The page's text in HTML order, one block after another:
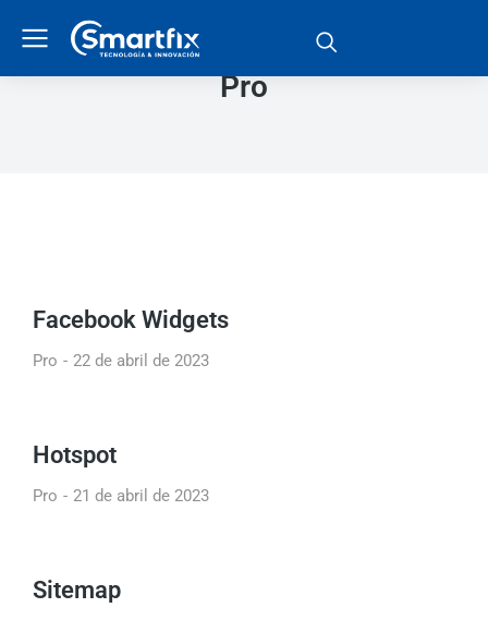
Pro
Facebook Widgets
Pro 22 de abril de 2023
Hotspot
Pro 21 de abril de 2023
Sitemap